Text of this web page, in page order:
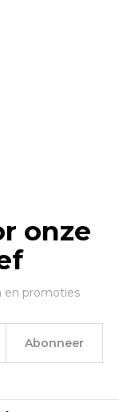
onze
en promoties
Abonneer